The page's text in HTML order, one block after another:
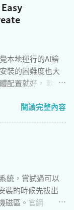
本地運行的AI繪
裝的困難度也大
配置就好， 軟體
體， 安裝好只要
Diffusion 3.0 [簡
加速] macOS
12.3 and before
較複雜，請參考
閱讀完整內容
統，嘗試過可以
裝的時候先拔出
磁區。官網